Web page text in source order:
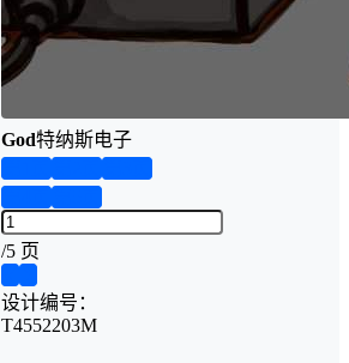
God特纳斯电子
/5 页
设计编号：
T4552203M